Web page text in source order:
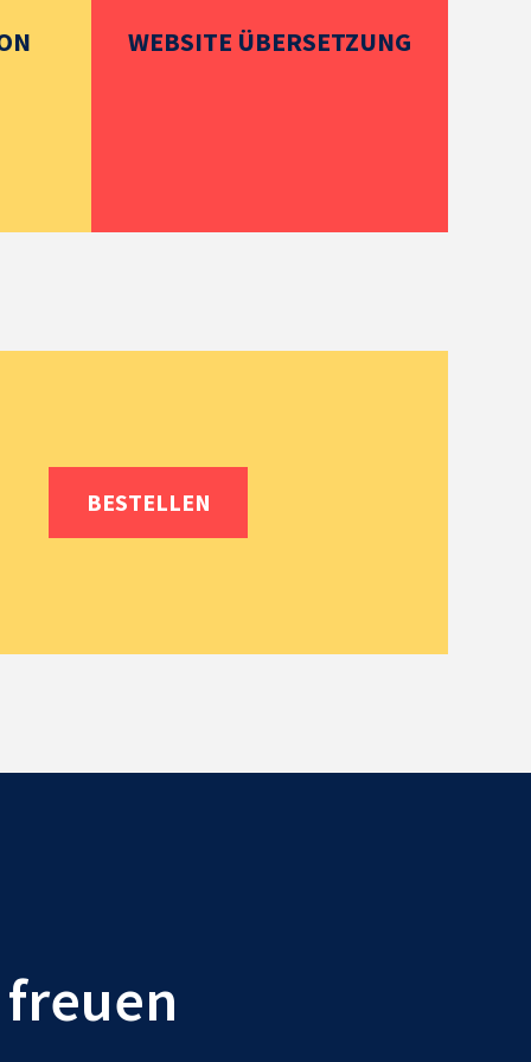
WEBSITE ÜBERSETZUNG
BESTELLEN